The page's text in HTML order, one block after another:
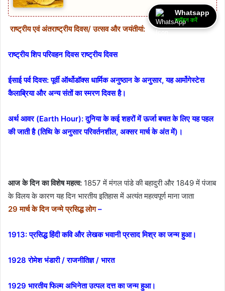
राष्ट्रीय एवं अंतराष्ट्रीय दिवस/उत्सव और जयंतीयां:
राष्ट्रीय शिप परिवहन दिवस राष्ट्रीय दिवस
ईसाई पर्व दिवस: पूर्वी ऑर्थोडॉक्स धार्मिक अनुष्ठान के अनुसार, यह आर्मोगेस्टेस
कैलाब्रिया और अन्य संतों का स्मरण दिवस है।
अर्थ आवर (Earth Hour): दुनिया के कई शहरों में ऊर्जा बचत के लिए यह पहल
की जाती है (तिथि के अनुसार परिवर्तनशील, अक्सर मार्च के अंत में)।
आज के दिन का विशेष महत्व: 1857 में मंगल पांडे की बहादुरी और 1849 में पंजाब
के विलय के कारण यह दिन भारतीय इतिहास में अत्यंत महत्वपूर्ण माना जाता
29 मार्च के दिन जन्मे प्रसिद्ध लोग–
1913:प्रसिद्ध हिंदी कवि और लेखकभवानी प्रसाद मिश्रका जन्म हुआ।
1928 रोमेश भंडारी / राजनीतिज्ञ / भारत
1929 भारतीय फिल्म अभिनेता उत्पल दत्त का जन्म हुआ।
Whatsapp
ज्वॉइन करें